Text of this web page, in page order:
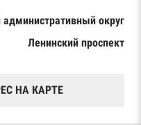
округ
Ленинский проспект
НА КАРТЕ